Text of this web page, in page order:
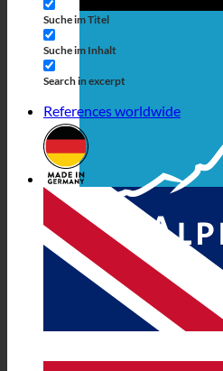
Suche im Titel
Suche im Inhalt
Search in excerpt
References worldwide